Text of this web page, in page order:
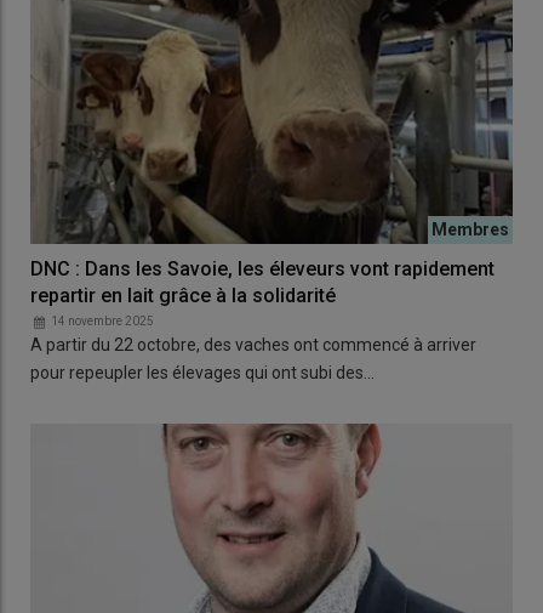
DNC : Dans les Savoie, les éleveurs vont rapidement
repartir en lait grâce à la solidarité
14 novembre 2025
A partir du 22 octobre, des vaches ont commencé à arriver
pour repeupler les élevages qui ont subi des…